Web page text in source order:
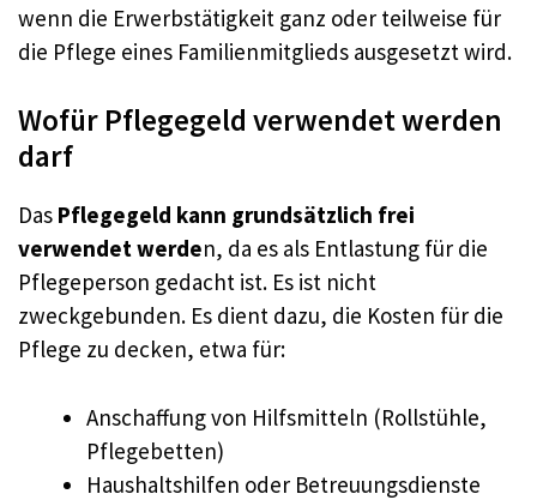
wenn die Erwerbstätigkeit ganz oder teilweise für
die Pflege eines Familienmitglieds ausgesetzt wird.
Wofür Pflegegeld verwendet werden
darf
Das Pflegegeld kann grundsätzlich frei
verwendet werden, da es als Entlastung für die
Pflegeperson gedacht ist. Es ist nicht
zweckgebunden. Es dient dazu, die Kosten für die
Pflege zu decken, etwa für:
Anschaffung von Hilfsmitteln (Rollstühle,
Pflegebetten)
Haushaltshilfen oder Betreuungsdienste